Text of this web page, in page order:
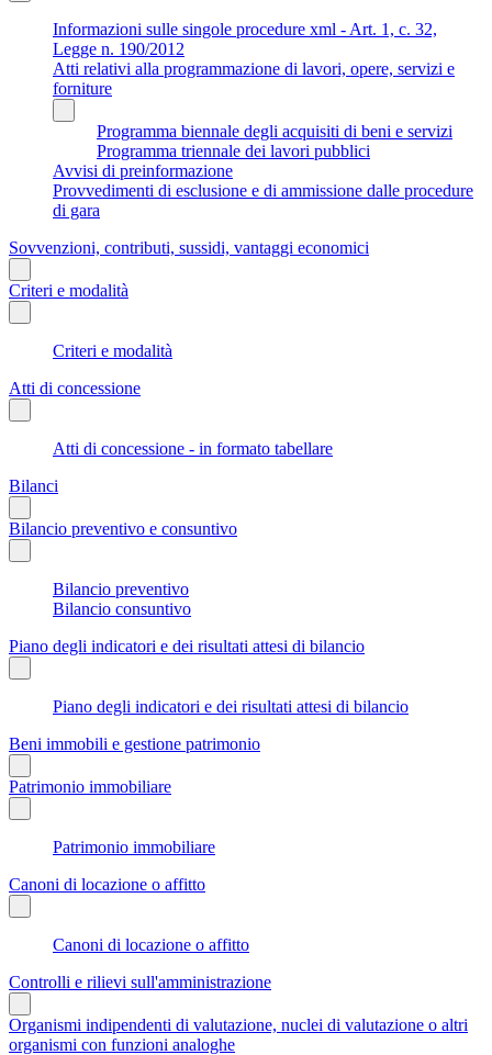
Informazioni sulle singole procedure xml - Art. 1, c. 32,
Legge n. 190/2012
Atti relativi alla programmazione di lavori, opere, servizi e
forniture
Programma biennale degli acquisiti di beni e servizi
Programma triennale dei lavori pubblici
Avvisi di preinformazione
Provvedimenti di esclusione e di ammissione dalle procedure
di gara
Sovvenzioni, contributi, sussidi, vantaggi economici
Criteri e modalità
Criteri e modalità
Atti di concessione
Atti di concessione - in formato tabellare
Bilanci
Bilancio preventivo e consuntivo
Bilancio preventivo
Bilancio consuntivo
Piano degli indicatori e dei risultati attesi di bilancio
Piano degli indicatori e dei risultati attesi di bilancio
Beni immobili e gestione patrimonio
Patrimonio immobiliare
Patrimonio immobiliare
Canoni di locazione o affitto
Canoni di locazione o affitto
Controlli e rilievi sull'amministrazione
Organismi indipendenti di valutazione, nuclei di valutazione o altri
organismi con funzioni analoghe